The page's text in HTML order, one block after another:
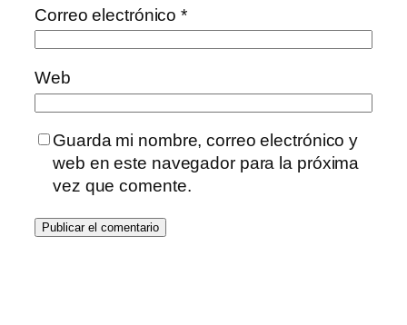
Correo electrónico*
Web
Guarda mi nombre, correo electrónico y
web en este navegador para la próxima
vez que comente.